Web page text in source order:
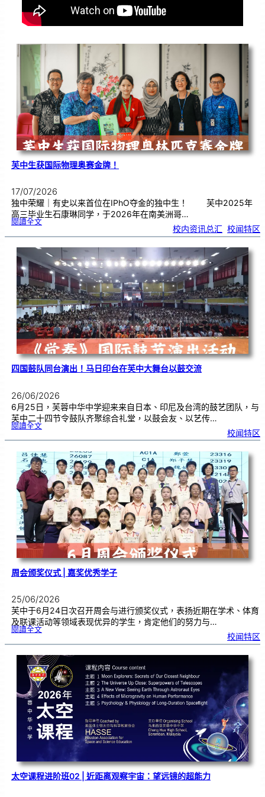
芙中生获国际物理奥赛金牌！
17/07/2026
独中荣耀｜有史以来首位在IPhO夺金的独中生！ 芙中2025年
高三毕业生石康琳同学，于2026年在南美洲哥…
閱讀全文:芙
获
际
物
理
赛
金
牌
！
校内资讯总汇 校闻特区
四国鼓队同台演出！马日印台在芙中大舞台以鼓交流
26/06/2026
6月25日，芙蓉中华中学迎来来自日本、印尼及台湾的鼓艺团队，与
芙中二十四节令鼓队齐聚综合礼堂，以鼓会友、以艺传…
閱讀全文:四
队
台
演
出
！
马
日
印
台
在
芙
中
大
舞
台
以
鼓
交
流
校闻特区
周会颁奖仪式 | 嘉奖优秀学子
25/06/2026
芙中于6月24日次召开周会与进行颁奖仪式，表扬近期在学术、体育
及联课活动等领域表现优异的学生，肯定他们的努力与…
閱讀全文:周
奖
式
|嘉
奖
优
秀
学
子
校闻特区
太空课程进阶班02 | 近距离观察宇宙：望远镜的超能力